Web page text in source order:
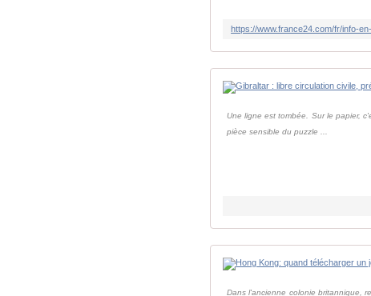
Une ligne est tombée. Sur le papier,
pièce sensible du puzzle ...
Dans l'ancienne colonie britannique,